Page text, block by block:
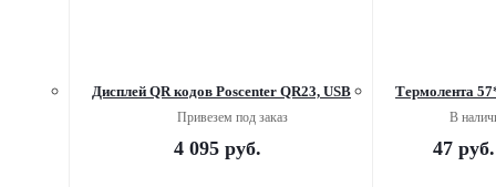
Дисплей QR кодов Poscenter QR23, USB
Привезем под заказ
4 095 руб.
Термолента
В
47руб.